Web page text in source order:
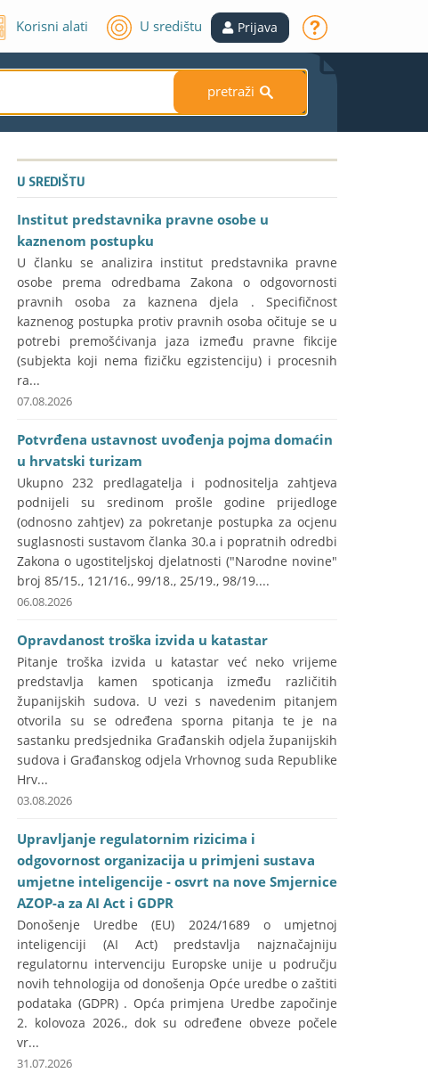
Korisni alati U središtu Prijava
pretraži S
U SREDIŠTU
Institut predstavnika pravne osobe u
kaznenom postupku
U članku se analizira institut predstavnika pravne
osobe prema odredbama Zakona o odgovornosti
pravnih osoba za kaznena djela . Specifičnost
kaznenog postupka protiv pravnih osoba očituje se u
potrebi premošćivanja jaza između pravne fikcije
(subjekta koji nema fizičku egzistenciju) i procesnih
ra...
07.08.2026
Potvrđena ustavnost uvođenja pojma domaćin
u hrvatski turizam
Ukupno 232 predlagatelja i podnositelja zahtjeva
podnijeli su sredinom prošle godine prijedloge
(odnosno zahtjev) za pokretanje postupka za ocjenu
suglasnosti sustavom članka 30.a i popratnih odredbi
Zakona o ugostiteljskoj djelatnosti ("Narodne novine"
broj 85/15., 121/16., 99/18., 25/19., 98/19....
06.08.2026
Opravdanost troška izvida u katastar
Pitanje troška izvida u katastar već neko vrijeme
predstavlja kamen spoticanja između različitih
županijskih sudova. U vezi s navedenim pitanjem
otvorila su se određena sporna pitanja te je na
sastanku predsjednika Građanskih odjela županijskih
sudova i Građanskog odjela Vrhovnog suda Republike
Hrv...
03.08.2026
Upravljanje regulatornim rizicima i
odgovornost organizacija u primjeni sustava
umjetne inteligencije - osvrt na nove Smjernice
AZOP-a za AI Act i GDPR
Donošenje Uredbe (EU) 2024/1689 o umjetnoj
inteligenciji (AI Act) predstavlja najznačajniju
regulatornu intervenciju Europske unije u području
novih tehnologija od donošenja Opće uredbe o zaštiti
podataka (GDPR) . Opća primjena Uredbe započinje
2. kolovoza 2026., dok su određene obveze počele
vr...
31.07.2026